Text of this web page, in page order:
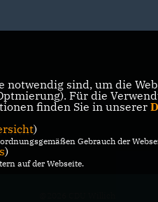
notwendig sind, um die
Für die
finden Sie in unserer
)
Gebrauch der
)
auf der Webseite.